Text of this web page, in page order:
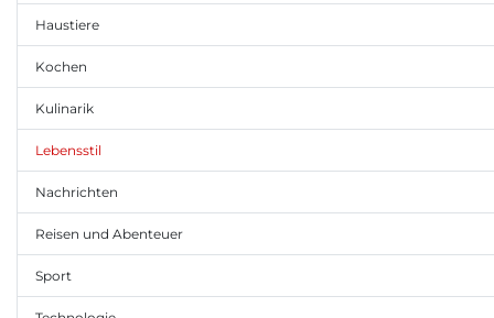
Haustiere
Kochen
Kulinarik
Lebensstil
Nachrichten
Reisen und Abenteuer
Sport